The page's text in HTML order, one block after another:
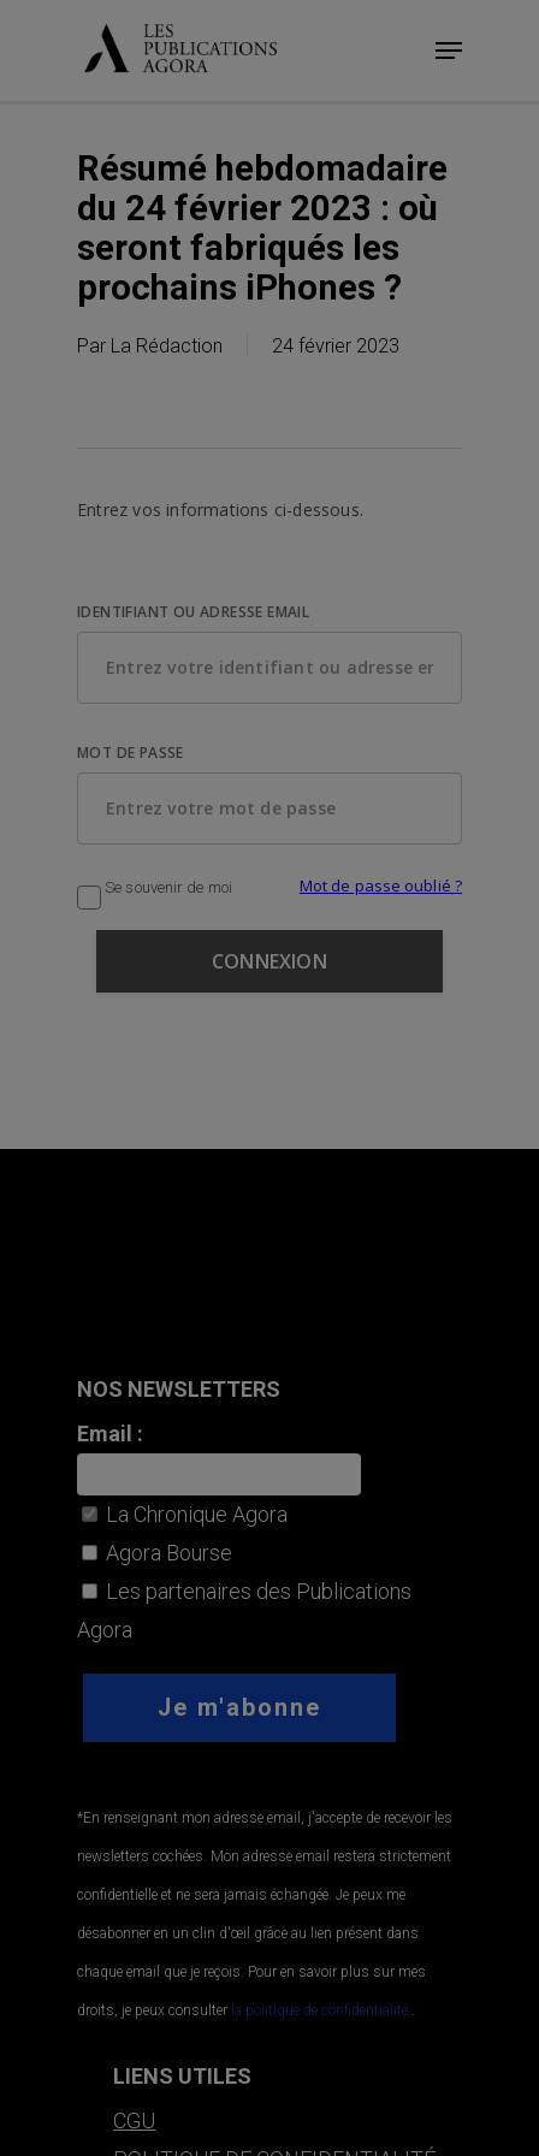
Menu
Résumé hebdomadaire
du 24 février 2023 : où
seront fabriqués les
prochains iPhones ?
Par La Rédaction 24 février 2023
Entrez vos informations ci-dessous.
IDENTIFIANT OU ADRESSE EMAIL
MOT DE PASSE
Se souvenir de moi Mot de passe oublié ?
NOS NEWSLETTERS
Email :
La Chronique Agora
Agora Bourse
Les partenaires des Publications
Agora
*En renseignant mon adresse email, j'accepte de recevoir les
newsletters cochées. Mon adresse email restera strictement
confidentielle et ne sera jamais échangée. Je peux me
désabonner en un clin d'œil grâce au lien présent dans
chaque email que je reçois. Pour en savoir plus sur mes
droits, je peux consulter la politique de confidentialité..
LIENS UTILES
CGU